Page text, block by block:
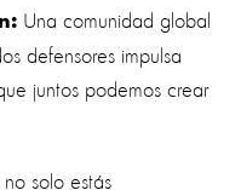
Una comunidad global
defensores impulsa
juntos podemos crear
solo estás